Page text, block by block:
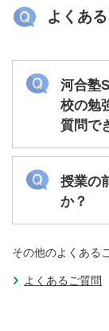
よくあ
河合塾
校の勉
質問で
授業の
か？
その他のよくある
よくあるご質問